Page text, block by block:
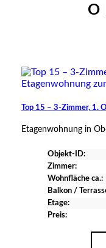
Top 15 – 3-Zimmer, 1.
Etagenwohnung in
Objekt-ID:
Zimmer:
Wohnfläche ca.:
Balkon /
Etage:
Preis: